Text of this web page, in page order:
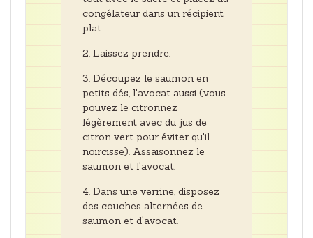
congélateur dans un récipient
plat.
Laissez prendre.
Découpez le saumon en
petits dés, l'avocat aussi (vous
pouvez le citronnez
légèrement avec du jus de
citron vert pour éviter qu'il
noircisse). Assaisonnez le
saumon et l'avocat.
Dans une verrine, disposez
des couches alternées de
saumon et d'avocat.